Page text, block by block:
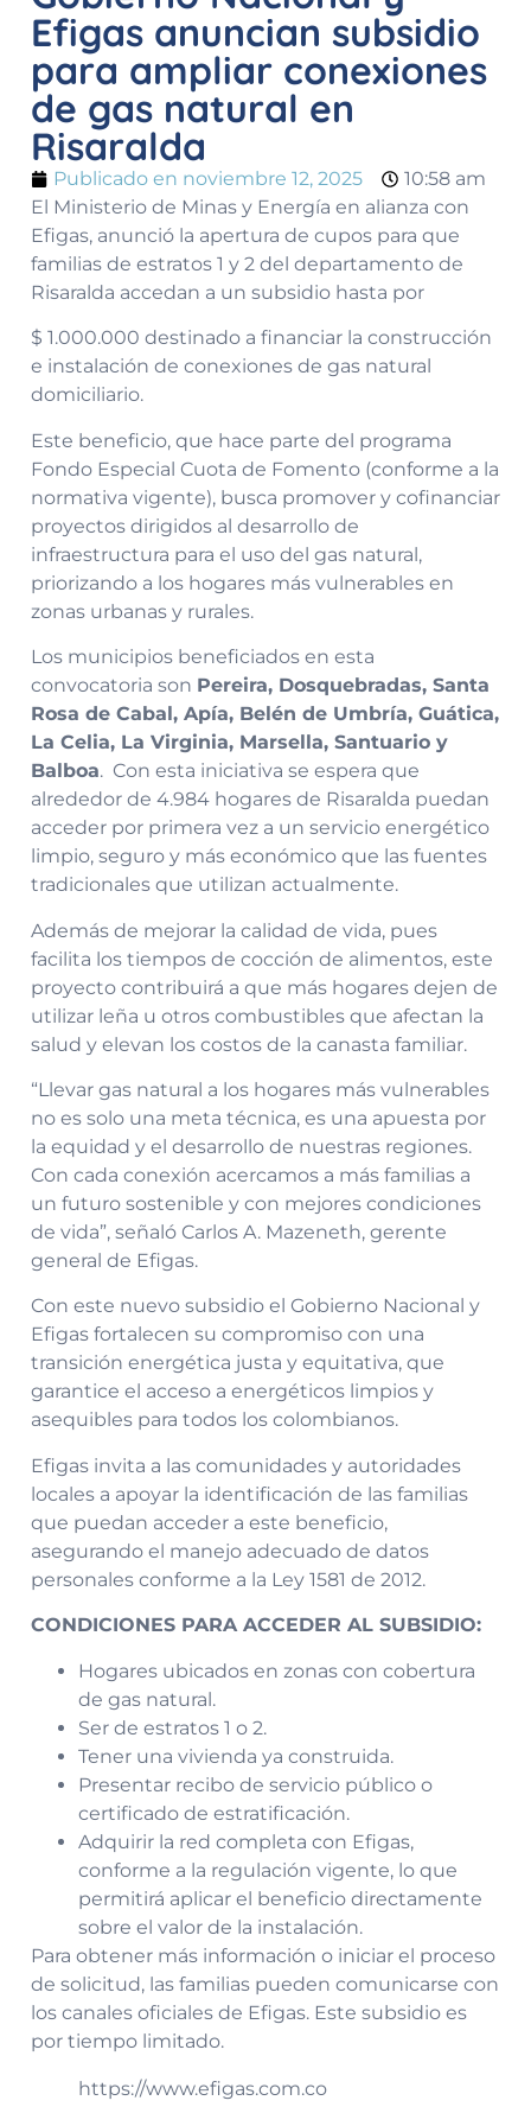
Efigas anuncian subsidio
para ampliar conexiones
de gas natural en
Risaralda
Publicado en noviembre 12, 2025
10:58 am
El Ministerio de Minas y Energía en alianza con
Efigas, anunció la apertura de cupos para que
familias de estratos 1 y 2 del departamento de
Risaralda accedan a un subsidio hasta por
$ 1.000.000 destinado a financiar la construcción
e instalación de conexiones de gas natural
domiciliario.
Este beneficio, que hace parte del programa
Fondo Especial Cuota de Fomento (conforme a la
normativa vigente), busca promover y cofinanciar
proyectos dirigidos al desarrollo de
infraestructura para el uso del gas natural,
priorizando a los hogares más vulnerables en
zonas urbanas y rurales.
Los municipios beneficiados en esta
convocatoria son Pereira, Dosquebradas, Santa
Rosa de Cabal, Apía, Belén de Umbría, Guática,
La Celia, La Virginia, Marsella, Santuario y
Balboa. Con esta iniciativa se espera que
alrededor de 4.984 hogares de Risaralda puedan
acceder por primera vez a un servicio energético
limpio, seguro y más económico que las fuentes
tradicionales que utilizan actualmente.
Además de mejorar la calidad de vida, pues
facilita los tiempos de cocción de alimentos, este
proyecto contribuirá a que más hogares dejen de
utilizar leña u otros combustibles que afectan la
salud y elevan los costos de la canasta familiar.
“Llevar gas natural a los hogares más vulnerables
no es solo una meta técnica, es una apuesta por
la equidad y el desarrollo de nuestras regiones.
Con cada conexión acercamos a más familias a
un futuro sostenible y con mejores condiciones
de vida”, señaló Carlos A. Mazeneth, gerente
general de Efigas.
Con este nuevo subsidio el Gobierno Nacional y
Efigas fortalecen su compromiso con una
transición energética justa y equitativa, que
garantice el acceso a energéticos limpios y
asequibles para todos los colombianos.
Efigas invita a las comunidades y autoridades
locales a apoyar la identificación de las familias
que puedan acceder a este beneficio,
asegurando el manejo adecuado de datos
personales conforme a la Ley 1581 de 2012.
CONDICIONES PARA ACCEDER AL SUBSIDIO:
Hogares ubicados en zonas con cobertura
de gas natural.
Ser de estratos 1 o 2.
Tener una vivienda ya construida.
Presentar recibo de servicio público o
certificado de estratificación.
Adquirir la red completa con Efigas,
conforme a la regulación vigente, lo que
permitirá aplicar el beneficio directamente
sobre el valor de la instalación.
Para obtener más información o iniciar el proceso
de solicitud, las familias pueden comunicarse con
los canales oficiales de Efigas. Este subsidio es
por tiempo limitado.
https://www.efigas.com.co